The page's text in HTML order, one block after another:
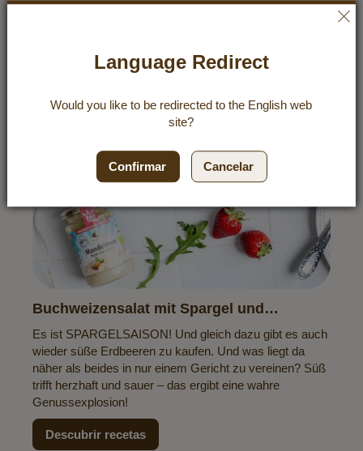
Buchweizensalat mit Spargel und
Es ist SPARGELSAISON! Und gleich dazu gibt es auch
wieder süße Erdbeeren zu kaufen. Und was liegt da
näher als beides in nur einem Gericht zu vereinen? Süß
trifft herzhaft und sauer – das ergibt eine wahre
Genussexplosion!
Descubrir recetas
Language Redirect
Would you like to be redirected to the English web
site?
Confirmar Cancelar